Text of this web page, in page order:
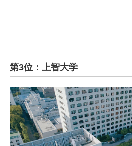
エネルギーの専門メディア
ちょっと気になるネットの話題
第3位：上智大学